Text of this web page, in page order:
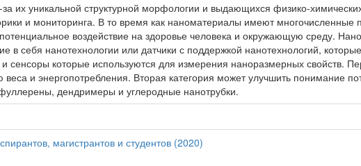
их уникальной структурной морфологии и выдающихся физико-
и мониторинга. В то время как наноматериалы имеют
воздействие на здоровье человека и окружающую среду.
себя нанотехнологии или датчики с поддержкой нанотехнологий,
которые используются для измерения наноразмерных свойств.
и энергопотребления. Вторая категория может улучшить понимание
дендримеры и углеродные нанотрубки.
магистрантов и студентов (2020)